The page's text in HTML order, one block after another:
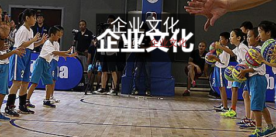
企业文化
首页- 企业文化